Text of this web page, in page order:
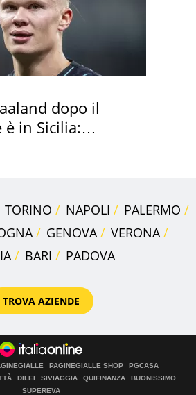
dopo il
in Sicilia:
TORINO NAPOLI
PALERMO
GENOVA
VERONA
BARI PADOVA
TROVA AZIENDE
PAGINEGIALLE SHOP
PGCASA
DILEI SIVIAGGIA QUIFINANZA
BUONISSIMO
SUPEREVA